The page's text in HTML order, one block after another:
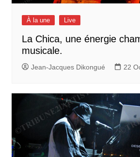
À la une Live
La Chica, une énergie
musicale.
Jean-Jacques Dikongué 22